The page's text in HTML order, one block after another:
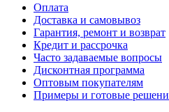
Оплата
Доставка и самовывоз
Гарантия, ремонт и возврат
Кредит и рассрочка
Часто задаваемые вопросы
Дисконтная программа
Оптовым покупателям
Примеры и готовые